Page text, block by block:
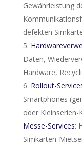
Gewährleistung
defekten
Daten,
Hardware,
Rollout-
Smartphones
oder Kleinserien-
Messe-Services:
Simkarten-